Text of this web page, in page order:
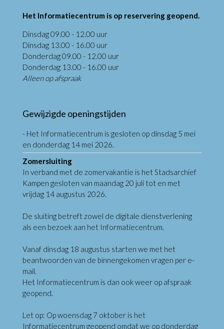
Het Informatiecentrum is op reservering geopend.
Dinsdag 09.00 - 12.00 uur
Dinsdag 13.00 - 16.00 uur
Donderdag 09.00 - 12.00 uur
Donderdag 13.00 - 16.00 uur
Alleen op afspraak
Gewijzigde openingstijden
- Het Informatiecentrum is gesloten op dinsdag 5 mei
en donderdag 14 mei 2026.
Zomersluiting
In verband met de zomervakantie is het Stadsarchief
Kampen gesloten van maandag 20 juli tot en met
vrijdag 14 augustus 2026.
De sluiting betreft zowel de digitale dienstverlening
als een bezoek aan het Informatiecentrum.
Vanaf dinsdag 18 augustus starten we met het
beantwoorden van de binnengekomen vragen per e-
mail.
Het Informatiecentrum is dan ook weer op afspraak
geopend.
Let op: Op woensdag 7 oktober is het
Informatiecentrum geopend omdat we op donderdag